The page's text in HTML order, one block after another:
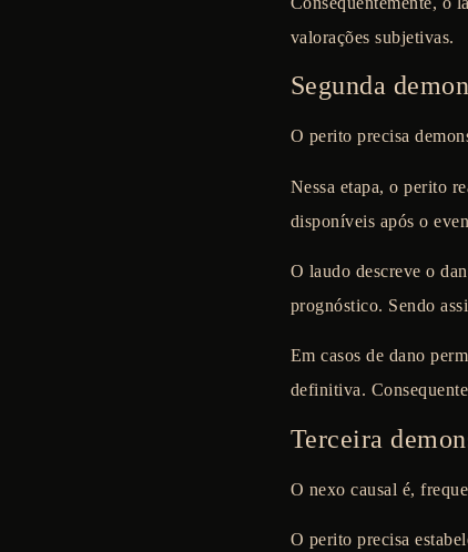
valorações subjetivas.
Segunda
O perito precisa
Nessa etapa, o perito
disponíveis após o
O laudo descreve o
prognóstico. Sendo
Em casos de dano
definitiva.
Terceira
O nexo causal é,
O perito precisa